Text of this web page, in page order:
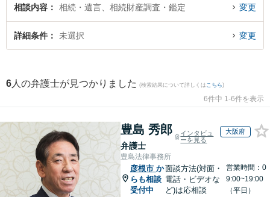
査・鑑定のトラブル解決の実績豊富な近くの弁護士を検索したい』『初回相談
無料で相続財産調査・鑑定を法律相談できる彦根市内の弁護士に相談予約した
い』などでお困りの相談者さんにおすすめです。
相談内容 相続・遺言、相続財産調査・鑑定 変更
詳細条件 未選択 変更
6 人の弁護士が見つかりました (検索結果について詳しくは こちら)
6件中 1-6件を表示
豊島 秀郎
弁護士
インタビュ
ーを見る
大阪府
豊島法律事務所
彦根市 か
らも相談
受付中
面談方法(対面・
電話・ビデオな
ど)は応相談
営業時間：0
9:00~19:00
（平日）